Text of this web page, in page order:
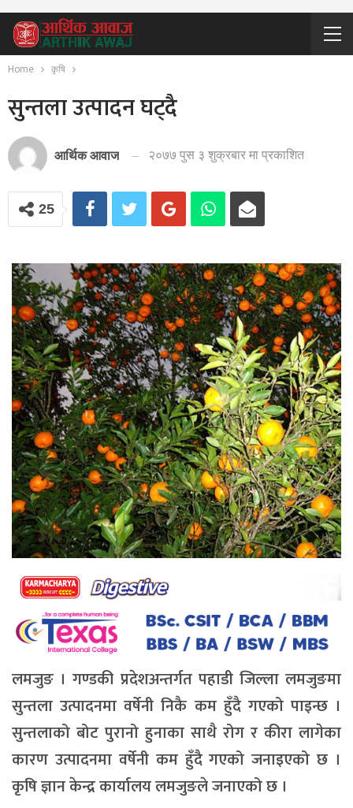
Home कृषि
सुन्तला उत्पादन घट्दै
आर्थिक आवाज २०७७ पुस ३ शुक्रबार मा प्रकाशित
25
लमजुङ । गण्डकी प्रदेशअन्तर्गत पहाडी जिल्ला लमजुङमा
सुन्तला उत्पादनमा वर्षेनी निकै कम हुँदै गएको पाइन्छ ।
सुन्तलाको बोट पुरानो हुनाका साथै रोग र कीरा लागेका
कारण उत्पादनमा वर्षेनी कम हुँदै गएको जनाइएको छ ।
कृषि ज्ञान केन्द्र कार्यालय लमजुङले जनाएको छ ।